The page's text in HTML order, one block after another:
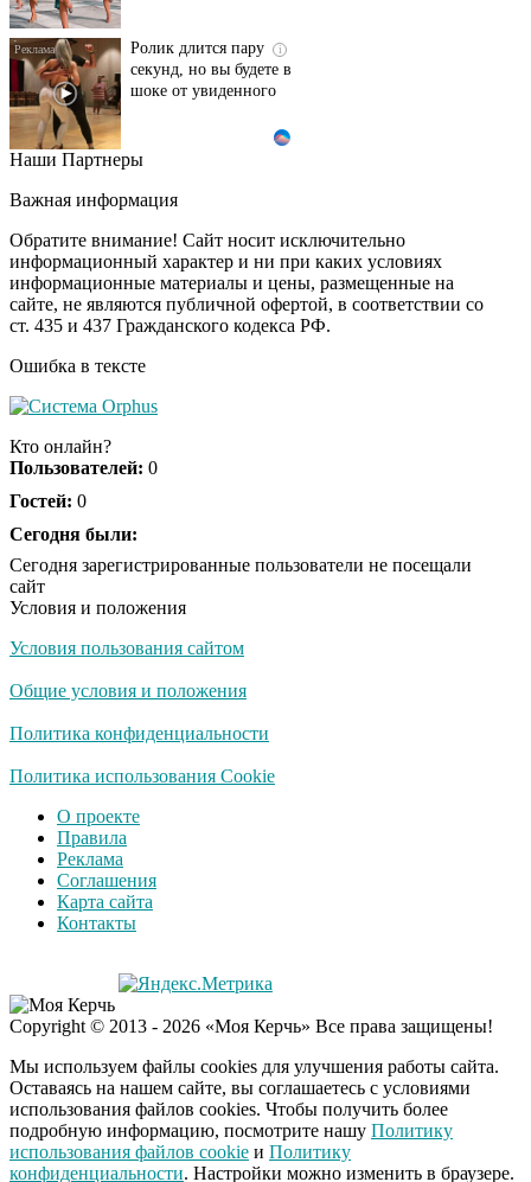
i
Ролик длится пару
секунд, но вы будете в
шоке от увиденного
Канадская гимнастка
призналась, чем ее
разочаровала Москва
i
Ролик из Омска: вы
будете смеяться долго
Королева вагона
Наши Партнеры
Важная информация
Обратите внимание! Сайт носит исключительно
информационный характер и ни при каких условиях
информационные материалы и цены, размещенные на
сайте, не являются публичной офертой, в соответствии со
ст. 435 и 437 Гражданского кодекса РФ.
Ошибка в тексте
Кто онлайн?
Пользователей: 0
Гостей: 0
Сегодня были:
Сегодня зарегистрированные пользователи не посещали
сайт
Условия и положения
Условия пользования сайтом
Общие условия и положения
Политика конфиденциальности
Политика использования Cookie
О проекте
Правила
Реклама
Соглашения
Карта сайта
Контакты
Copyright © 2013 - 2026 «Моя Керчь» Все права защищены!
Мы используем файлы cookies для улучшения работы сайта.
Оставаясь на нашем сайте, вы соглашаетесь с условиями
использования файлов cookies. Чтобы получить более
подробную информацию, посмотрите нашу Политику
использования файлов cookie и Политику
конфиденциальности. Настройки можно изменить в браузере.